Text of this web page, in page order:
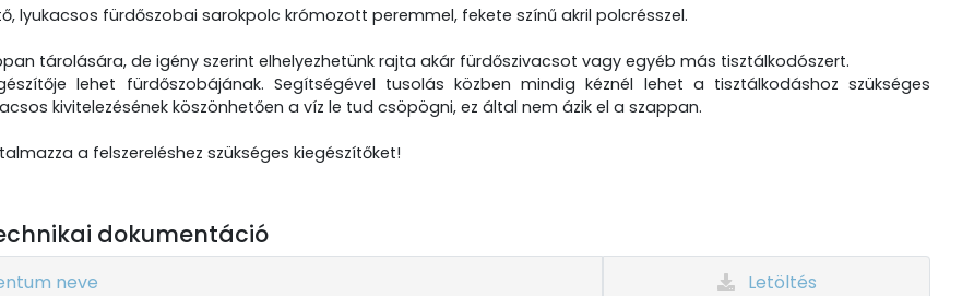
lyukacsos fürdőszobai sarokpolc krómozott peremmel, fekete színű akril polcrésszel.
tárolására, de igény szerint elhelyezhetünk rajta akár fürdőszivacsot vagy egyéb más tisztálkodószert.
lehet fürdőszobájának. Segítségével tusolás közben mindig kéznél lehet a tisztálkodáshoz szükséges
kivitelezésének köszönhetően a víz le tud csöpögni, ez által nem ázik el a szappan.
a felszereléshez szükséges kiegészítőket!
dokumentáció
neve Letöltés